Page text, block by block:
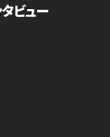
ビュー